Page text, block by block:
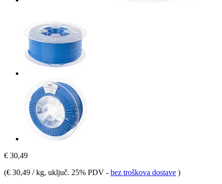
€ 30,49
(€ 30,49 / kg, uključ. 25% PDV - bez troškova dostave )